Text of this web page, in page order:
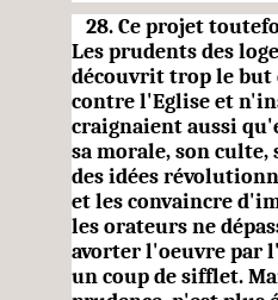
28. Ce projet
Les prudents des
décou­vrit trop le but
contre l'Eglise et
craignaient aussi
sa morale, son
des idées
et les convaincre
les orateurs ne
avorter l'oeuvre par
un coup de sifflet.